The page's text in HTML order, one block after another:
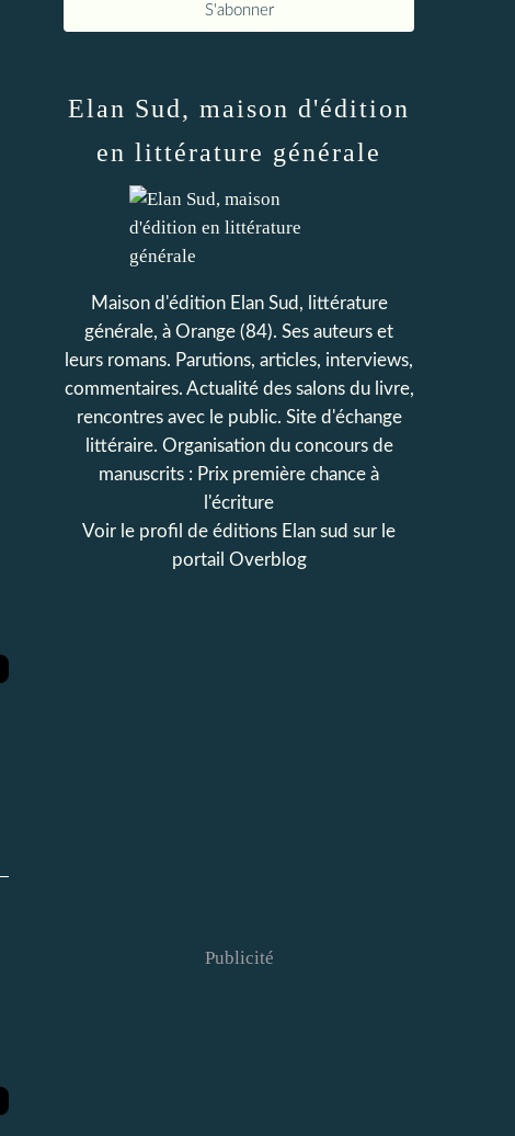
Elan Sud, maison d'édition
en littérature générale
Maison d'édition Elan Sud, littérature
générale, à Orange (84). Ses auteurs et
leurs romans. Parutions, articles, interviews,
commentaires. Actualité des salons du livre,
rencontres avec le public. Site d'échange
littéraire. Organisation du concours de
manuscrits : Prix première chance à
l'écriture
Voir le profil de éditions Elan sud sur le
portail Overblog
Publicité